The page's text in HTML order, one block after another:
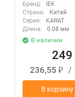
Бренд:
IEK
Страна:
Китай
Серия:
KARAT
Длина:
0.08 мм
В наличии
249
236,55 ₽ /
В корзину